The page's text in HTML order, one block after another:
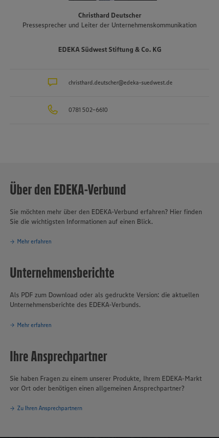
Unternehmensverbund, inklusive des selbständigen Einzelhandels,
ist mit rund 47.000 Mitarbeitenden, darunter etwa 3.400
Arbeitgeber und Ausbilder in der Region. Insgesamt etwa 10.000
Mitarbeitende arbeiten an den Bedientheken für Fleisch und Wurst
Christhard Deutscher
Pressesprecher und Leiter der Unternehmenskommunikation
EDEKA Südwest Stiftung & Co. KG
christhard.deutscher@edeka-suedwest.de
0781 502-6610
Über den EDEKA-Verbund
Sie möchten mehr über den EDEKA-Verbund erfahren? Hier finden
Sie die wichtigsten Informationen auf einen Blick.
Mehr erfahren
Unternehmensberichte
Als PDF zum Download oder als gedruckte Version: die aktuellen
Unternehmensberichte des EDEKA-Verbunds.
Mehr erfahren
Ihre Ansprechpartner
Sie haben Fragen zu einem unserer Produkte, Ihrem EDEKA-Markt
vor Ort oder benötigen einen allgemeinen Ansprechpartner?
Zu Ihren Ansprechpartnern